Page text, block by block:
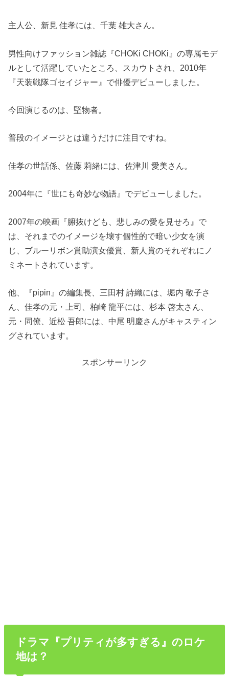
主人公、新見 佳孝には、千葉 雄大さん。
男性向けファッション雑誌『CHOKi CHOKi』の専属モデ
ルとして活躍していたところ、スカウトされ、2010年
『天装戦隊ゴセイジャー』で俳優デビューしました。
今回演じるのは、堅物者。
普段のイメージとは違うだけに注目ですね。
佳孝の世話係、佐藤 莉緒には、佐津川 愛美さん。
2004年に『世にも奇妙な物語』でデビューしました。
2007年の映画『腑抜けども、悲しみの愛を見せろ』で
は、それまでのイメージを壊す個性的で暗い少女を演
じ、ブルーリボン賞助演女優賞、新人賞のそれぞれにノ
ミネートされています。
他、『pipin』の編集長、三田村 詩織には、堀内 敬子さ
ん、佳孝の元・上司、柏崎 龍平には、杉本 啓太さん、
元・同僚、近松 吾郎には、中尾 明慶さんがキャスティン
グされています。
スポンサーリンク
ドラマ『プリティが多すぎる』のロケ
地は？